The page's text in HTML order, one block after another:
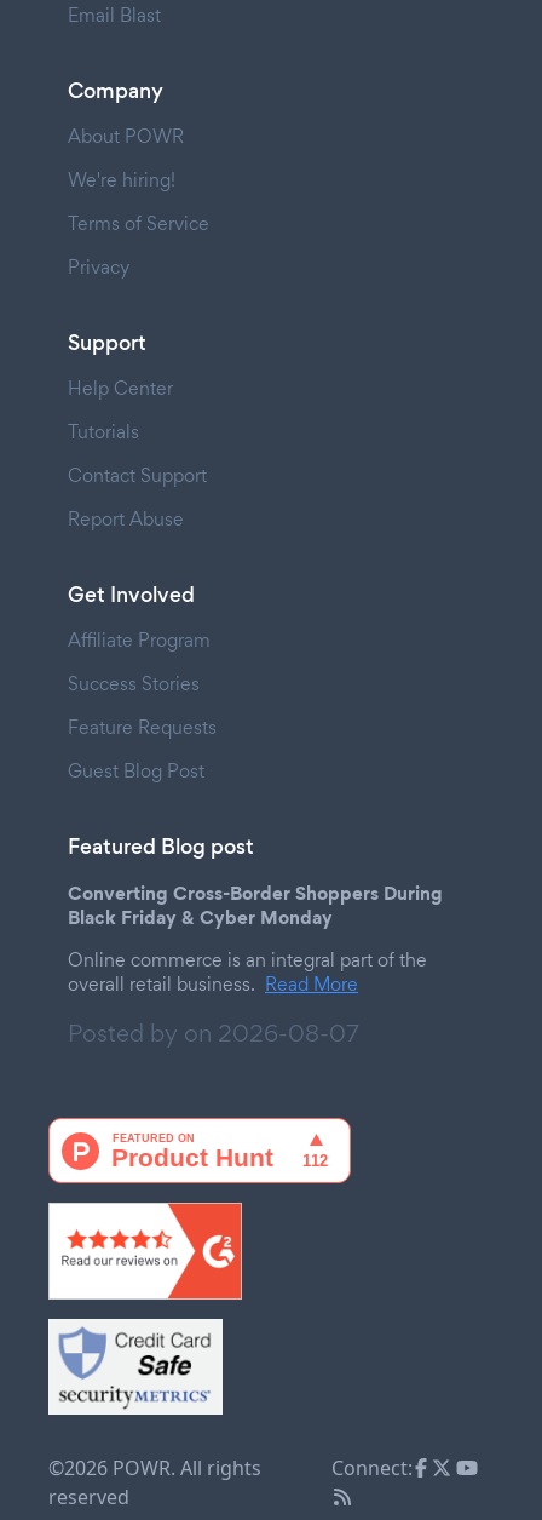
Email Blast
Company
About POWR
We're hiring!
Terms of Service
Privacy
Support
Help Center
Tutorials
Contact Support
Report Abuse
Get Involved
Affiliate Program
Success Stories
Feature Requests
Guest Blog Post
Featured Blog post
Converting Cross-Border Shoppers During
Black Friday & Cyber Monday
Online commerce is an integral part of the
overall retail business. Read More
Posted by on 2026-08-07
©2026 POWR. All rights
reserved
Connect: